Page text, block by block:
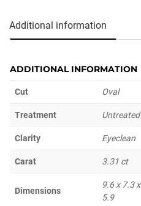
Additional information
ADDITIONAL INFORMATION
Cut Oval
Treatment Untreated
Clarity Eyeclean
Carat 3.31 ct
Dimensions
9.6 x 7.3 x
5.9